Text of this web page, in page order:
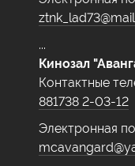
...
Кинозал
Контактные
881738 2-03-12
Электронная